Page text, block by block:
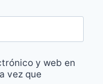
y web en
vez que